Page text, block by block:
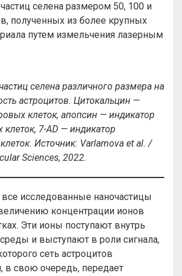
селена размером 50, 100 и
полученных из более крупных
путем измельчения лазерным
селена различного размера на
астроцитов. Цитокальцин —
клеток, апопсин — индикатор
клеток, 7-AD — индикатор
Источник: Varlamova et al. /
Sciences, 2022.
все исследованные наночастицы
концентрации ионов
Эти ионы поступают внутрь
и выступают в роли сигнала,
сеть астроцитов
в свою очередь, передает